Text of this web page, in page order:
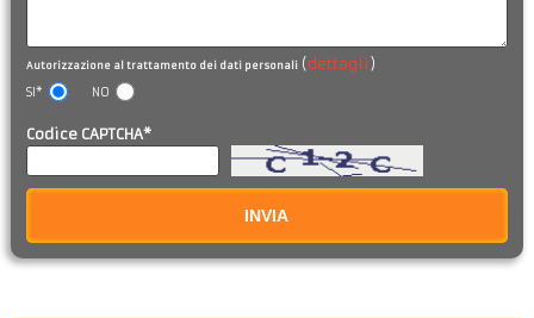
Autorizzazione al trattamento dei dati personali( dettagli )
SI* NO
Codice CAPTCHA*
INVIA